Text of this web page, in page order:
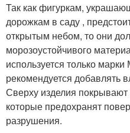
Так как фигуркам,
дорожкам в саду ,
открытым небом, то они
морозоустойчивого
используется только
рекомендуется добавлять
Сверху изделия
которые предохранят
разрушения.